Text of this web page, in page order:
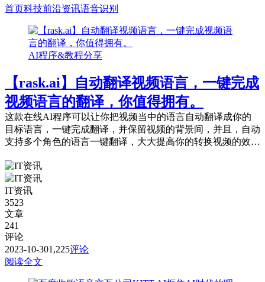
首页科技前沿资讯语音识别
AI程序&教程分享
【rask.ai】自动翻译视频语言，一键完成
视频语言的翻译，你值得拥有。
这款在线AI程序可以让你把视频当中的语言自动翻译成你的
目标语言，一键完成翻译，并保留视频的背景间，并且，自动
支持多个角色的语言一键翻译，大大提高你的转换视频的效
IT资讯
3523
文章
241
评论
2023-10-301,225评论
阅读全文